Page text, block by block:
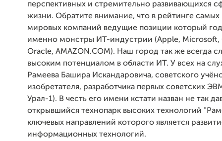
перспективных и стремительно развивающихся
жизни. Обратите внимание, что в рейтинге самых
мировых компаний ведущие позиции который
именно монстры ИТ-индустрии (Apple, Microsoft,
Oracle, AMAZON.COM). Наш город так же всегда
высоким потенциалом в области ИТ. У всех на
Рамеева Башира Искандаровича, советского
изобретателя, разработчика первых советских
Урал-1). В честь его имени кстати назван не так
открывшийся технопарк высоких технологий
ключевых направлений которого является
информационных технологий.